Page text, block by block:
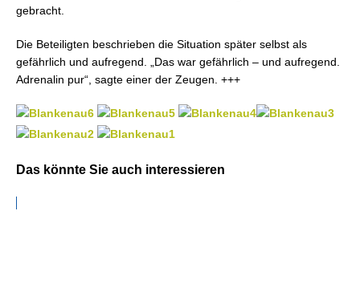
gebracht.
Die Beteiligten beschrieben die Situation später selbst als
gefährlich und aufregend. „Das war gefährlich – und aufregend.
Adrenalin pur“, sagte einer der Zeugen. +++
Das könnte Sie auch interessieren